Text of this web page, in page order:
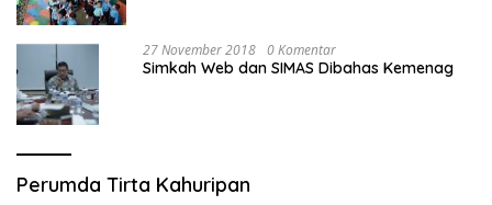
27 November 2018 0 Komentar
Simkah Web dan SIMAS Dibahas Kemenag
Perumda Tirta Kahuripan